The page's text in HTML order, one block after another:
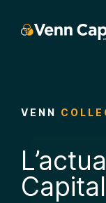
Accéder au bas
VENN
Capital